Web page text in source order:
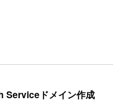
ドメイン作成